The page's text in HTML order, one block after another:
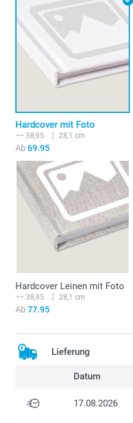
Hardcover mit Foto
38,95 28,1 cm
Ab 69.95
Hardcover Leinen mit Foto
38,95 28,1 cm
Ab 77.95
Lieferung
Datum
17.08.2026